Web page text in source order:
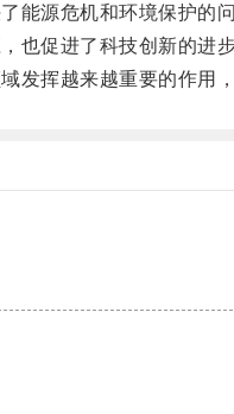
源危机和环境保护的问
促进了科技创新的进步
挥越来越重要的作用，